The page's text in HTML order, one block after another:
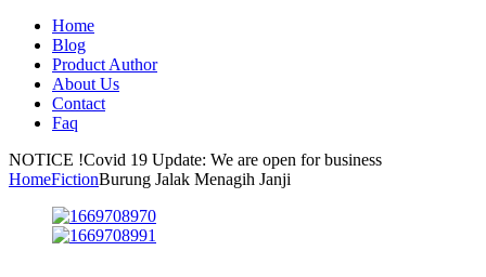
Home
Blog
Product Author
About Us
Contact
Faq
NOTICE !Covid 19 Update: We are open for business
HomeFictionBurung Jalak Menagih Janji